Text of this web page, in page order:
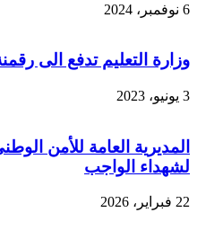
6 نوفمبر، 2024
وزارة التعليم تدفع الى
3 يونيو، 2023
المديرية العامة للأمن
لشهداء الواجب
22 فبراير، 2026